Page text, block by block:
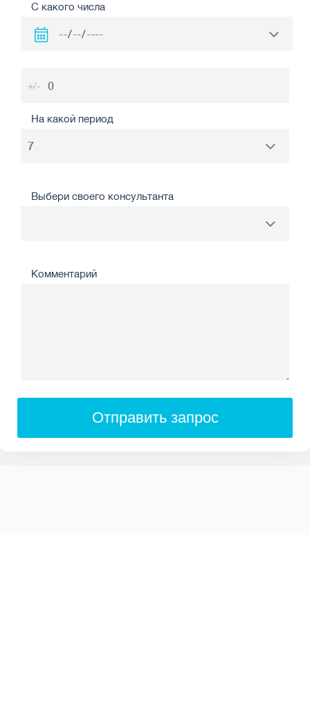
С какого числа
+/-
На какой период
Выбери своего консультанта
Комментарий
Отправить запрос